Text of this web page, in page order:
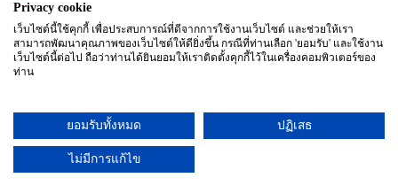
ผู้ชำนาญการ
ประจำ :
อาทิตย์
จันทร์
(27/09)
อังคาร
(28/09)
พุธ
พฤหัสบดี
ศุกร์
เสาร์
Privacy cookie
เว็บไซต์นี้ใช้คุกกี้ เพื่อประสบการณ์ที่ดีจากการใช้งานเว็บไซต์ และช่วยให้เรา
สามารถพัฒนาคุณภาพของเว็บไซต์ให้ดียิ่งขึ้น กรณีที่ท่านเลือก 'ยอมรับ' และใช้งาน
เว็บไซต์นี้ต่อไป ถือว่าท่านได้ยินยอมให้เราติดตั้งคุกกี้ไว้ในเครื่องคอมพิวเตอร์ของ
ท่าน
ยอมรับทั้งหมด ปฏิเสธ
ไม่มีการแก้ไข